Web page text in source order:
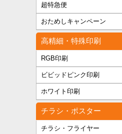
超特急便
おためしキャンペーン
高精細・特殊印刷
RGB印刷
ビビッドピンク印刷
ホワイト印刷
チラシ・ポスター
チラシ・フライヤー